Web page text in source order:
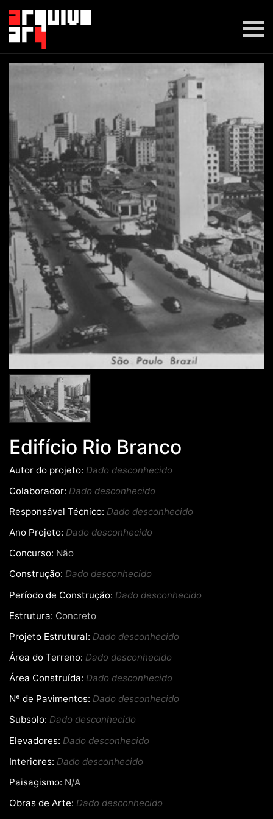
Edifício Rio Branco
Autor do projeto: Dado desconhecido
Colaborador: Dado desconhecido
Responsável Técnico: Dado desconhecido
Ano Projeto: Dado desconhecido
Concurso: Não
Construção: Dado desconhecido
Período de Construção: Dado desconhecido
Estrutura: Concreto
Projeto Estrutural: Dado desconhecido
Área do Terreno: Dado desconhecido
Área Construída: Dado desconhecido
Nº de Pavimentos: Dado desconhecido
Subsolo: Dado desconhecido
Elevadores: Dado desconhecido
Interiores: Dado desconhecido
Paisagismo: N/A
Obras de Arte: Dado desconhecido